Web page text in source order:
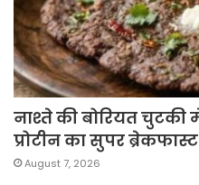
नाश्ते की बोरियत चुटकी
प्रोटीन का सुपर ब्रेकफास्ट
August 7, 2026